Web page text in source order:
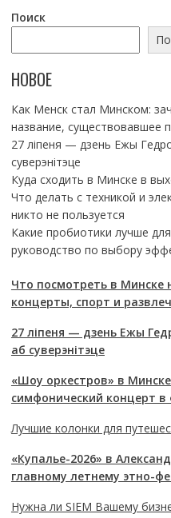
Поиск
НОВОЕ
Как Менск стал Минском:
название, существовавшее
27 ліпеня — дзень Ежы
суверэнітэце
Куда сходить в Минске в
Что делать с техникой и
никто не пользуется
Какие пробиотики лучше
руководство по выбору
Что посмотреть в Минске
концерты, спорт и
27 ліпеня — дзень Ежы
аб суверэнітэце
«Шоу оркестров» в
симфонический концерт
Лучшие колонки для
«Купалье-2026» в
главному летнему этно-
Нужна ли SIEM Вашему